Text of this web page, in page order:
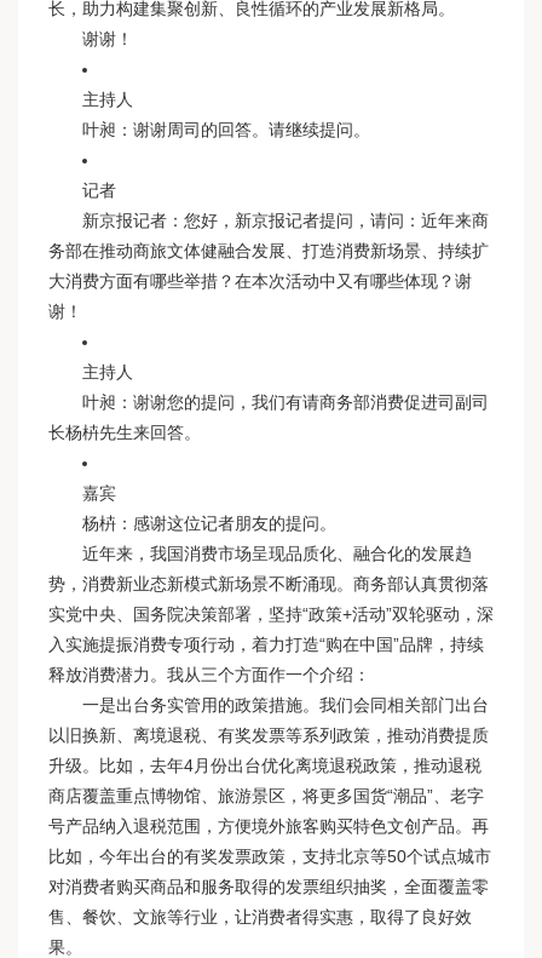
长，助力构建集聚创新、良性循环的产业发展新格局。
谢谢！
主持人
叶昶：谢谢周司的回答。请继续提问。
记者
新京报记者：您好，新京报记者提问，请问：近年来商
务部在推动商旅文体健融合发展、打造消费新场景、持续扩
大消费方面有哪些举措？在本次活动中又有哪些体现？谢
谢！
主持人
叶昶：谢谢您的提问，我们有请商务部消费促进司副司
长杨枿先生来回答。
嘉宾
杨枿：感谢这位记者朋友的提问。
近年来，我国消费市场呈现品质化、融合化的发展趋
势，消费新业态新模式新场景不断涌现。商务部认真贯彻落
实党中央、国务院决策部署，坚持“政策+活动”双轮驱动，深
入实施提振消费专项行动，着力打造“购在中国”品牌，持续
释放消费潜力。我从三个方面作一个介绍：
一是出台务实管用的政策措施。我们会同相关部门出台
以旧换新、离境退税、有奖发票等系列政策，推动消费提质
升级。比如，去年4月份出台优化离境退税政策，推动退税
商店覆盖重点博物馆、旅游景区，将更多国货“潮品”、老字
号产品纳入退税范围，方便境外旅客购买特色文创产品。再
比如，今年出台的有奖发票政策，支持北京等50个试点城市
对消费者购买商品和服务取得的发票组织抽奖，全面覆盖零
售、餐饮、文旅等行业，让消费者得实惠，取得了良好效
果。